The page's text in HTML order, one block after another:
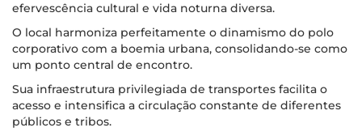
efervescência cultural e vida noturna diversa.
O local harmoniza perfeitamente o dinamismo do polo
corporativo com a boemia urbana, consolidando-se como
um ponto central de encontro.
Sua infraestrutura privilegiada de transportes facilita o
acesso e intensifica a circulação constante de diferentes
públicos e tribos.